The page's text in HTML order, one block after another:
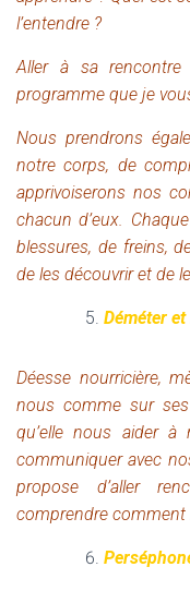
l’entendre ?
Aller à sa
programme que je
Nous prendrons
notre corps, de
apprivoiserons nos
chacun d’eux.
blessures, de freins,
de les découvrir et de
Déméter
Déesse nourricière,
nous comme sur
qu’elle nous aider
communiquer avec
propose d’aller
comprendre comment